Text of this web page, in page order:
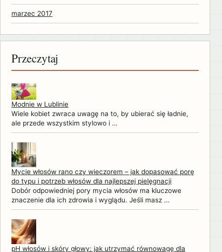
marzec 2017
Przeczytaj
Modnie w Lublinie
Wiele kobiet zwraca uwagę na to, by ubierać się ładnie,
ale przede wszystkim stylowo i …
Mycie włosów rano czy wieczorem – jak dopasować porę
do typu i potrzeb włosów dla najlepszej pielęgnacji
Dobór odpowiedniej pory mycia włosów ma kluczowe
znaczenie dla ich zdrowia i wyglądu. Jeśli masz …
pH włosów i skóry głowy: jak utrzymać równowagę dla